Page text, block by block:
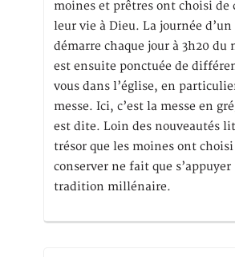
moines et prêtres ont choisi de
leur vie à Dieu. La journée
démarre chaque jour à 3h20 du
est ensuite ponctuée de
vous dans l’église, en
messe. Ici, c’est la messe en
est dite. Loin des nouveautés
trésor que les moines ont choisi
conserver ne fait que s’appuyer
tradition millénaire.